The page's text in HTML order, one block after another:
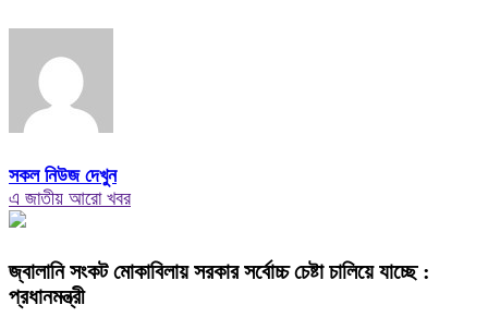
সকল নিউজ দেখুন
এ জাতীয় আরো খবর
জ্বালানি সংকট মোকাবিলায় সরকার সর্বোচ্চ চেষ্টা চালিয়ে যাচ্ছে :
প্রধানমন্ত্রী